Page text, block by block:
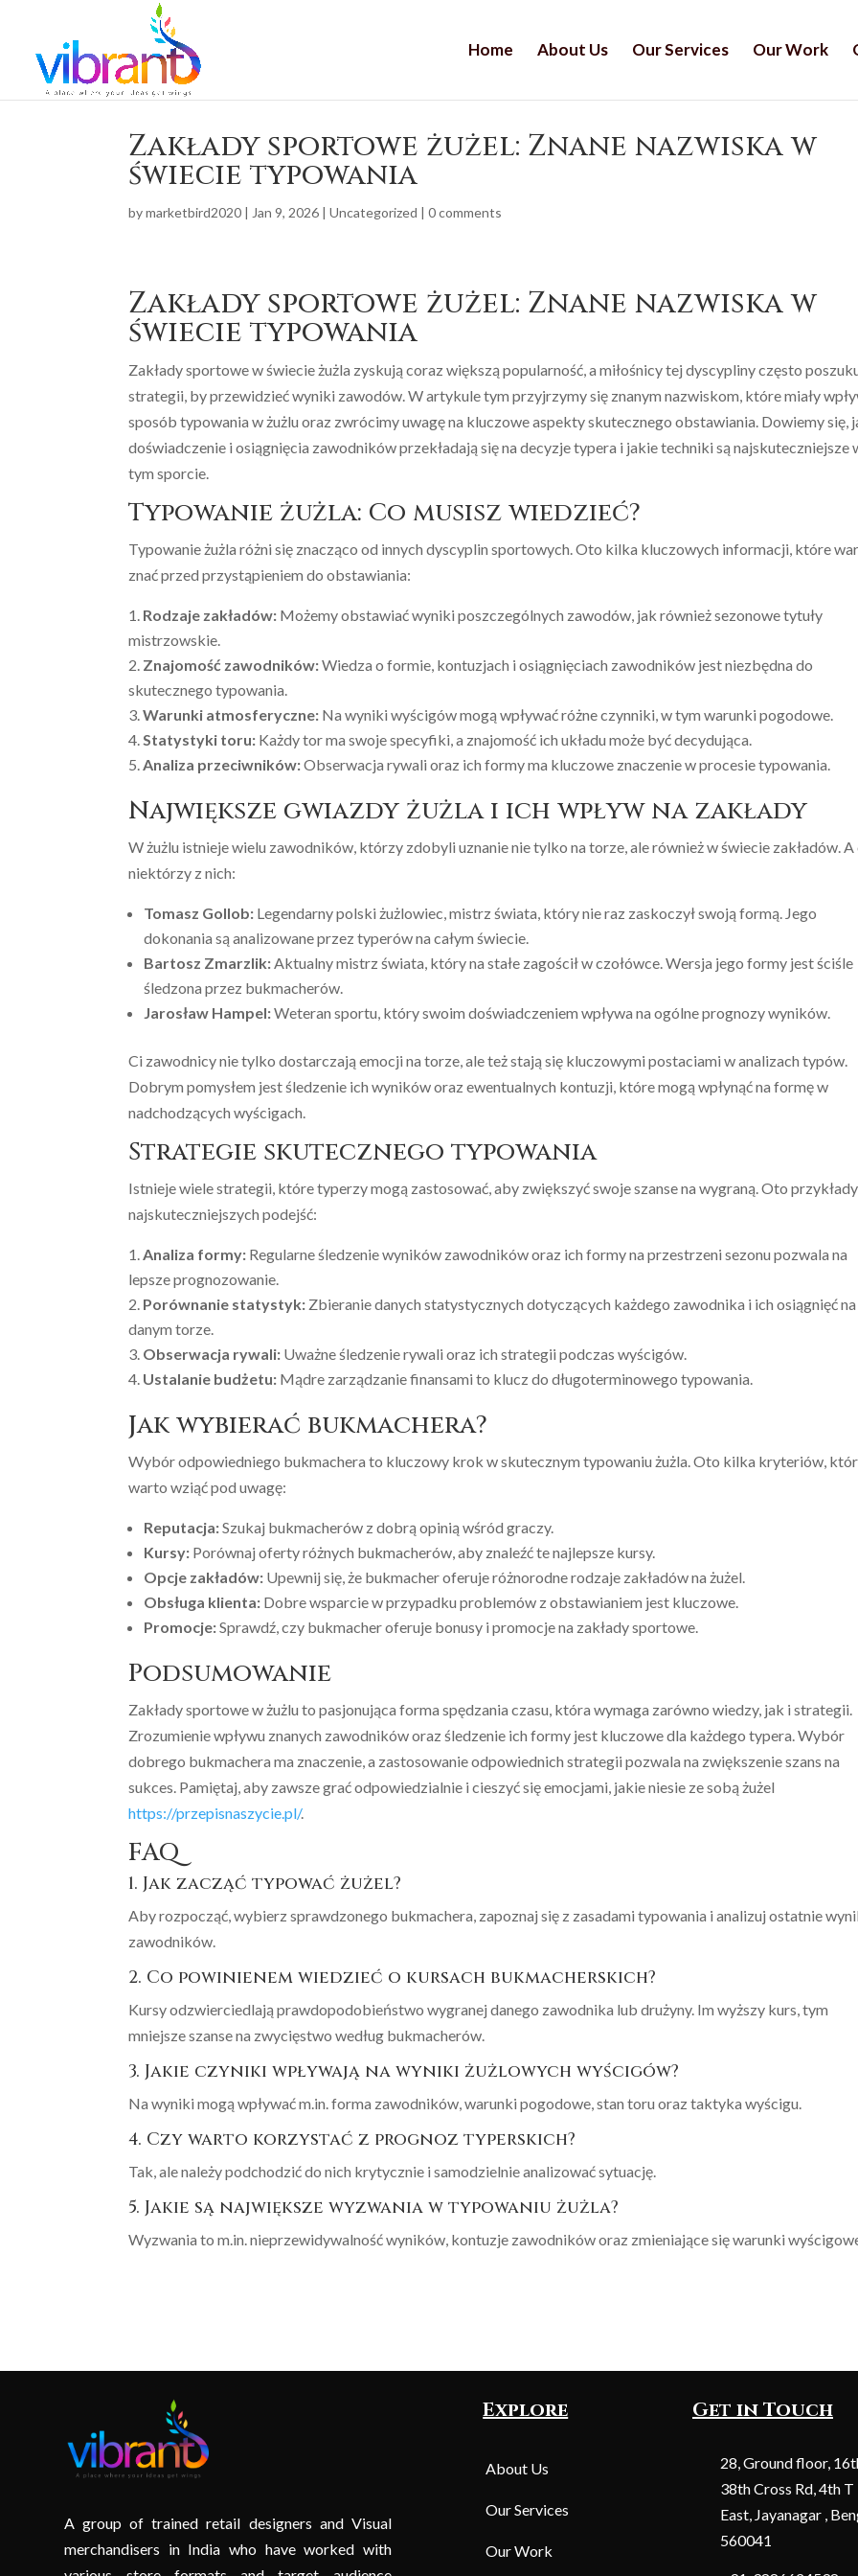
Home About Us Our Services Our Work
Zakłady sportowe żużel: Znane nazwiska w
świecie typowania
bymarketbird2020 | Jan 9, 2026 |Uncategorized |0 comments
Zakłady sportowe żużel: Znane nazwiska w
świecie typowania
Zakłady sportowe w świecie żużla zyskują coraz większą popularność, a miłośnicy tej dyscypliny często
strategii, by przewidzieć wyniki zawodów. W artykule tym przyjrzymy się znanym nazwiskom, które miały
sposób typowania w żużlu oraz zwrócimy uwagę na kluczowe aspekty skutecznego obstawiania. Dowiemy się,
doświadczenie i osiągnięcia zawodników przekładają się na decyzje typera i jakie techniki są najskuteczniejsze
tym sporcie.
Typowanie żużla: Co musisz wiedzieć?
Typowanie żużla różni się znacząco od innych dyscyplin sportowych. Oto kilka kluczowych informacji, które
znać przed przystąpieniem do obstawiania:
Rodzaje zakładów: Możemy obstawiać wyniki poszczególnych zawodów, jak również sezonowe tytuły
mistrzowskie.
Znajomość zawodników:Wiedza o formie, kontuzjach i osiągnięciach zawodników jest niezbędna do
skutecznego typowania.
Warunki atmosferyczne: Na wyniki wyścigów mogą wpływać różne czynniki, w tym warunki pogodowe.
Statystyki toru: Każdy tor ma swoje specyfiki, a znajomość ich układu może być decydująca.
Analiza przeciwników:Obserwacja rywali oraz ich formy ma kluczowe znaczenie w procesie typowania.
Największe gwiazdy żużla i ich wpływ na zakłady
W żużlu istnieje wielu zawodników, którzy zdobyli uznanie nie tylko na torze, ale również w świecie zakładów.
niektórzy z nich:
Tomasz Gollob: Legendarny polski żużlowiec, mistrz świata, który nie raz zaskoczył swoją formą. Jego
dokonania są analizowane przez typerów na całym świecie.
Bartosz Zmarzlik:Aktualny mistrz świata, który na stałe zagościł w czołówce. Wersja jego formy jest ściśle
śledzona przez bukmacherów.
Jarosław Hampel:Weteran sportu, który swoim doświadczeniem wpływa na ogólne prognozy wyników.
Ci zawodnicy nie tylko dostarczają emocji na torze, ale też stają się kluczowymi postaciami w analizach typów.
Dobrym pomysłem jest śledzenie ich wyników oraz ewentualnych kontuzji, które mogą wpłynąć na formę w
nadchodzących wyścigach.
Strategie skutecznego typowania
Istnieje wiele strategii, które typerzy mogą zastosować, aby zwiększyć swoje szanse na wygraną. Oto przykłady
najskuteczniejszych podejść:
Analiza formy: Regularne śledzenie wyników zawodników oraz ich formy na przestrzeni sezonu pozwala na
lepsze prognozowanie.
Porównanie statystyk: Zbieranie danych statystycznych dotyczących każdego zawodnika i ich osiągnięć na
danym torze.
Obserwacja rywali: Uważne śledzenie rywali oraz ich strategii podczas wyścigów.
Ustalanie budżetu: Mądre zarządzanie finansami to klucz do długoterminowego typowania.
Jak wybierać bukmachera?
Wybór odpowiedniego bukmachera to kluczowy krok w skutecznym typowaniu żużla. Oto kilka kryteriów,
warto wziąć pod uwagę:
Reputacja:Szukaj bukmacherów z dobrą opinią wśród graczy.
Kursy: Porównaj oferty różnych bukmacherów, aby znaleźć te najlepsze kursy.
Opcje zakładów: Upewnij się, że bukmacher oferuje różnorodne rodzaje zakładów na żużel.
Obsługa klienta: Dobre wsparcie w przypadku problemów z obstawianiem jest kluczowe.
Promocje:Sprawdź, czy bukmacher oferuje bonusy i promocje na zakłady sportowe.
Podsumowanie
Zakłady sportowe w żużlu to pasjonująca forma spędzania czasu, która wymaga zarówno wiedzy, jak i strategii.
Zrozumienie wpływu znanych zawodników oraz śledzenie ich formy jest kluczowe dla każdego typera. Wybór
dobrego bukmachera ma znaczenie, a zastosowanie odpowiednich strategii pozwala na zwiększenie szans na
sukces. Pamiętaj, aby zawsze grać odpowiedzialnie i cieszyć się emocjami, jakie niesie ze sobą żużel
https://przepisnaszycie.pl/.
FAQ
1. Jak zacząć typować żużel?
Aby rozpocząć, wybierz sprawdzonego bukmachera, zapoznaj się z zasadami typowania i analizuj ostatnie
zawodników.
2. Co powinienem wiedzieć o kursach bukmacherskich?
Kursy odzwierciedlają prawdopodobieństwo wygranej danego zawodnika lub drużyny. Im wyższy kurs, tym
mniejsze szanse na zwycięstwo według bukmacherów.
3. Jakie czyniki wpływają na wyniki żużlowych wyścigów?
Na wyniki mogą wpływać m.in. forma zawodników, warunki pogodowe, stan toru oraz taktyka wyścigu.
4. Czy warto korzystać z prognoz typerskich?
Tak, ale należy podchodzić do nich krytycznie i samodzielnie analizować sytuację.
5. Jakie są największe wyzwania w typowaniu żużla?
Wyzwania to m.in. nieprzewidywalność wyników, kontuzje zawodników oraz zmieniające się warunki
A group of trained retail designers and Visual
merchandisers in India who have worked with
Explore
About Us
Our Services
Our Work
Get in Touch
28, Ground floor,
38th Cross Rd, 4th
East, Jayanagar ,
560041